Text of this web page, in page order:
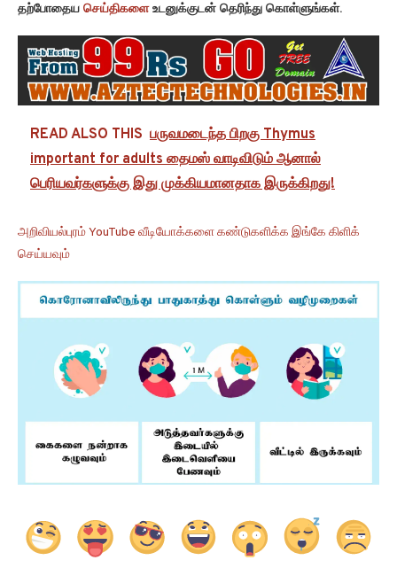
தற்போதைய செய்திகளைஉடனுக்குடன் தெரிந்து கொள்ளுங்கள்.
READ ALSO THIS பருவமடைந்த பிறகு Thymus
important for adults தைமஸ் வாடிவிடும் ஆனால்
பெரியவர்களுக்கு இது முக்கியமானதாக இருக்கிறது!
அறிவியல்புரம் YouTube வீடியோக்களை கண்டுகளிக்க இங்கே கிளிக்
செய்யவும்